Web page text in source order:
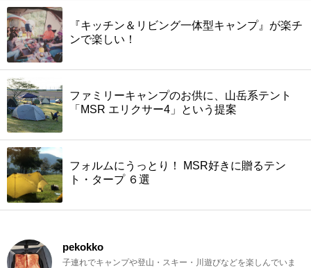
『キッチン＆リビング一体型キャンプ』が楽チ
ンで楽しい！
ファミリーキャンプのお供に、山岳系テント
「MSR エリクサー4」という提案
フォルムにうっとり！ MSR好きに贈るテン
ト・タープ ６選
pekokko
子連れでキャンプや登山・スキー・川遊びなどを楽しんでいま